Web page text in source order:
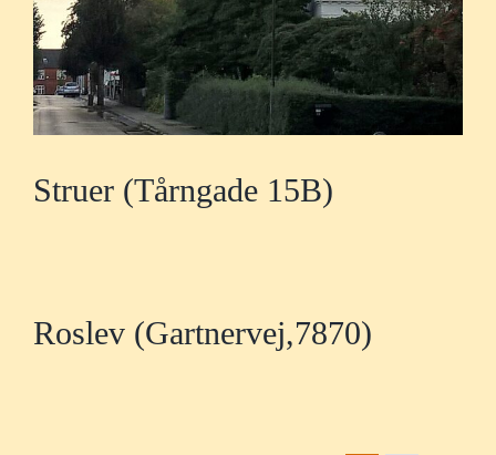
Struer (Tårngade 15B)
Roslev (Gartnervej,7870)